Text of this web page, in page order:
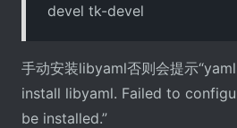
devel tk-devel
手动安装libyaml否则会提示
install libyaml. Failed to
be installed.”